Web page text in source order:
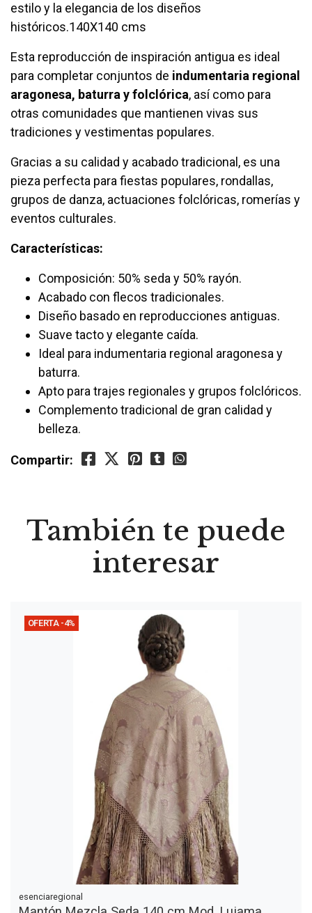
estilo y la elegancia de los diseños
históricos.140X140 cms
Esta reproducción de inspiración antigua es ideal
para completar conjuntos de indumentaria regional
aragonesa, baturra y folclórica, así como para
otras comunidades que mantienen vivas sus
tradiciones y vestimentas populares.
Gracias a su calidad y acabado tradicional, es una
pieza perfecta para fiestas populares, rondallas,
grupos de danza, actuaciones folclóricas, romerías y
eventos culturales.
Características:
Composición: 50% seda y 50% rayón.
Acabado con flecos tradicionales.
Diseño basado en reproducciones antiguas.
Suave tacto y elegante caída.
Ideal para indumentaria regional aragonesa y
baturra.
Apto para trajes regionales y grupos folclóricos.
Complemento tradicional de gran calidad y
belleza.
Compartir:
También te puede
interesar
OFERTA -4%
esenciaregional